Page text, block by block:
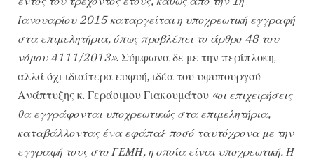
Ιανουαρίου 2015 καταργείται η υποχρεωτική εγγραφή
στα επιμελητήρια, όπως προβλέπει το άρθρο 48 του
νόμου 4111/2013». Σύμφωνα δε με την περίπλοκη,
αλλά όχι ιδιαίτερα ευφυή, ιδέα του υφυπουργού
Ανάπτυξης κ. Γεράσιμου Γιακουμάτου «οι επιχειρήσεις
θα εγγράφονται υποχρεωτικώς στα επιμελητήρια,
καταβάλλοντας ένα εφάπαξ ποσό ταυτόχρονα με την
εγγραφή τους στο ΓΕΜΗ, η οποία είναι υποχρεωτική. Η